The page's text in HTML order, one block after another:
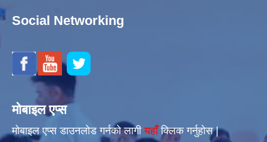
Social Networking
मोबाइल एप्स
मोबाइल एप्स डाउनलोड गर्नको लागीयहाँँक्लिक गर्नुहोस |